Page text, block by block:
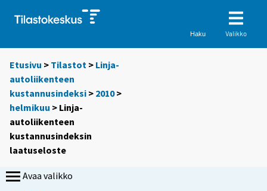
Haku Valikko
Etusivu > Tilastot > Linja-
autoliikenteen
kustannusindeksi > 2010>
helmikuu > Linja-
autoliikenteen
kustannusindeksin
laatuseloste
Avaa valikko